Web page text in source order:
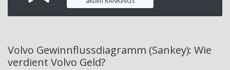
Volvo Gewinnflussdiagramm (Sankey): Wie
verdient Volvo Geld?